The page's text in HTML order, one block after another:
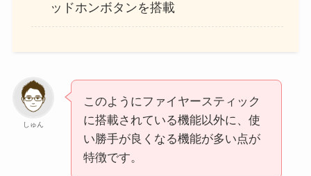
ッドホンボタンを搭載
しゅん
このようにファイヤースティック
に搭載されている機能以外に、使
い勝手が良くなる機能が多い点が
特徴です。